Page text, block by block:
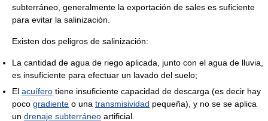
subterráneo, generalmente la exportación de sales es suficiente
para evitar la salinización.
Existen dos peligros de salinización:
La cantidad de agua de riego aplicada, junto con el agua de lluvia,
es insuficiente para efectuar un lavado del suelo;
El acuífero tiene insuficiente capacidad de descarga (es decir hay
poco gradiente o una transmisividad pequeña), y no se se aplica
un drenaje subterráneo artificial.